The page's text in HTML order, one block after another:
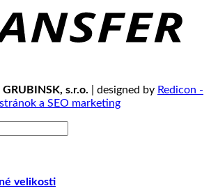
GRUBINSK, s.r.o. | designed by Redicon -
a SEO marketing
velikosti